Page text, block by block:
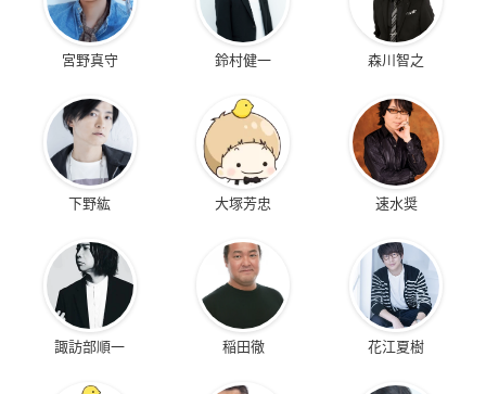
宮野真守 鈴村健一 森川智之
下野紘 大塚芳忠 速水奨
諏訪部順一 稲田徹 花江夏樹